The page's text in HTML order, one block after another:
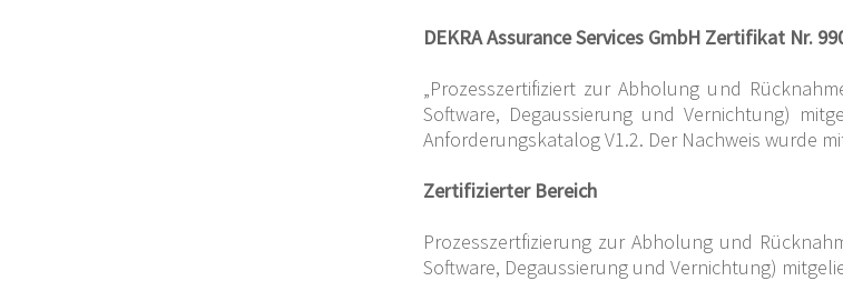
DEKRA Assurance Services GmbH Zertifikat Nr.
„Prozesszertifiziert zur Abholung und
Software, Degaussierung und Vernichtung)
Anforderungskatalog V1.2. Der Nachweis wurde
Zertifizierter Bereich
Prozesszertfizierung zur Abholung und
Software, Degaussierung und Vernichtung)